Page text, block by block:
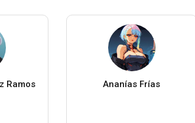
Ramos Ananías Frías